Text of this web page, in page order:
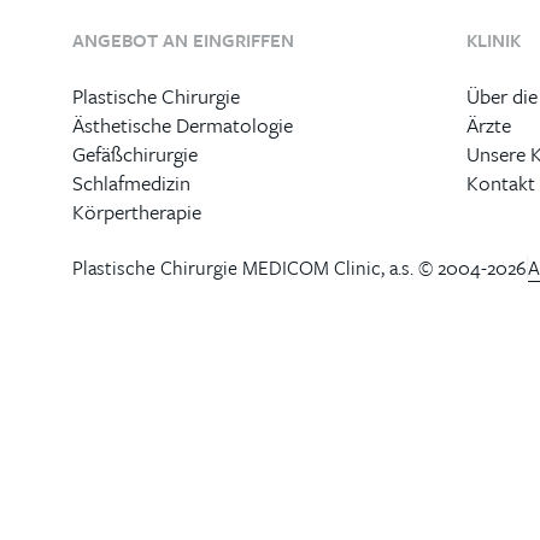
ANGEBOT AN EINGRIFFEN
Plastische Chirurgie
Ästhetische Dermatologie
Gefäßchirurgie
Schlafmedizin
Körpertherapie
KLINIK
Über
Ärzte
Unsere
Kontakt
Plastische Chirurgie MEDICOM Clinic, a.s. © 2004-2026